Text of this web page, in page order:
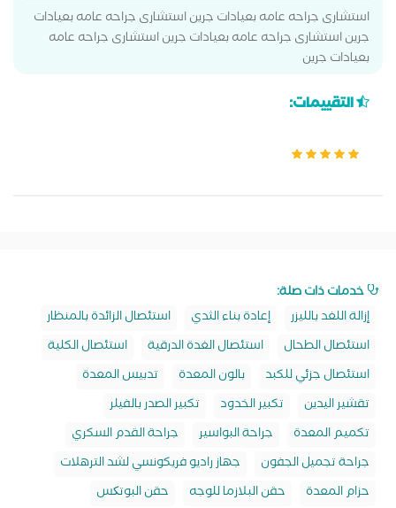
استشارى جراحه عامه بعيادات جرين استشارى جراحه عامه بعيادات
جرين استشارى جراحه عامه بعيادات جرين استشارى جراحه عامه
بعيادات جرين
التقييمات:
خدمات ذات صلة:
إزالة اللغد بالليزر
إعادة بناء الثدي
استئصال الزائدة بالمنظار
استئصال الطحال
استئصال الغدة الدرقية
استئصال الكلية
استئصال جزئي للكبد
بالون المعدة
تدبيس المعدة
تقشير اليدين
تكبير الخدود
تكبير الصدر بالفيلر
تكميم المعدة
جراحة البواسير
جراحة القدم السكري
جراحة تجميل الجفون
جهاز راديو فريكونسي لشد الترهلات
حزام المعدة
حقن البلازما للوجه
حقن البوتکس